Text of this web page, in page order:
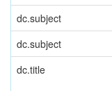
dc.subject
dc.subject
dc.title